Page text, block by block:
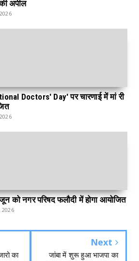
अपील
Doctors' Day' पर चारणाई में मां री
को नगर परिषद फलौदी में होगा आयोजित
का
Next
जांबा में शुरू हुआ भाजपा का